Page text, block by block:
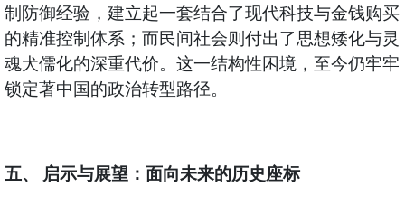
制防御经验，建立起一套结合了现代科技与金钱购买
的精准控制体系；而民间社会则付出了思想矮化与灵
魂犬儒化的深重代价。这一结构性困境，至今仍牢牢
锁定著中国的政治转型路径。
五、 启示与展望：面向未来的历史座标